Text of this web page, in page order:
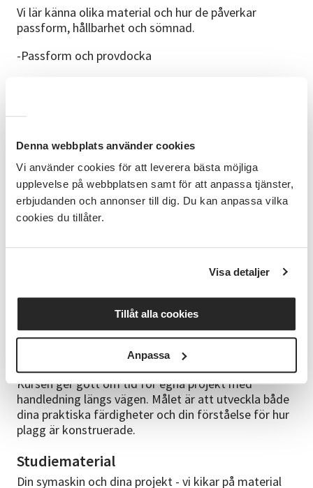
Denna webbplats använder cookies
Vi använder cookies för att leverera bästa möjliga
upplevelse på webbplatsen samt för att anpassa tjänster,
erbjudanden och annonser till dig. Du kan anpassa vilka
cookies du tillåter.
Visa detaljer
Tillåt alla cookies
Anpassa
Vi lär känna olika material och hur de påverkar
passform, hållbarhet och sömnad.
-Passform och provdocka
Vi arbetar vidare med mönsteranpassning,
sömsmåner, trådriktning och enklare ändringar.
-Klassiska skrädderidetaljer
Vi går igenom olika typer av knapphål och fickor samt
Utifrån deltagarnas projekt arbetar vi med tekniker
som kragar, blixtlås, infodringar och pressning. Eget
projektarbete
Kursen ger gott om tid för egna projekt med
handledning längs vägen. Målet är att utveckla både
dina praktiska färdigheter och din förståelse för hur
plagg är konstruerade.
Studiematerial
Din symaskin och dina projekt - vi kikar på material